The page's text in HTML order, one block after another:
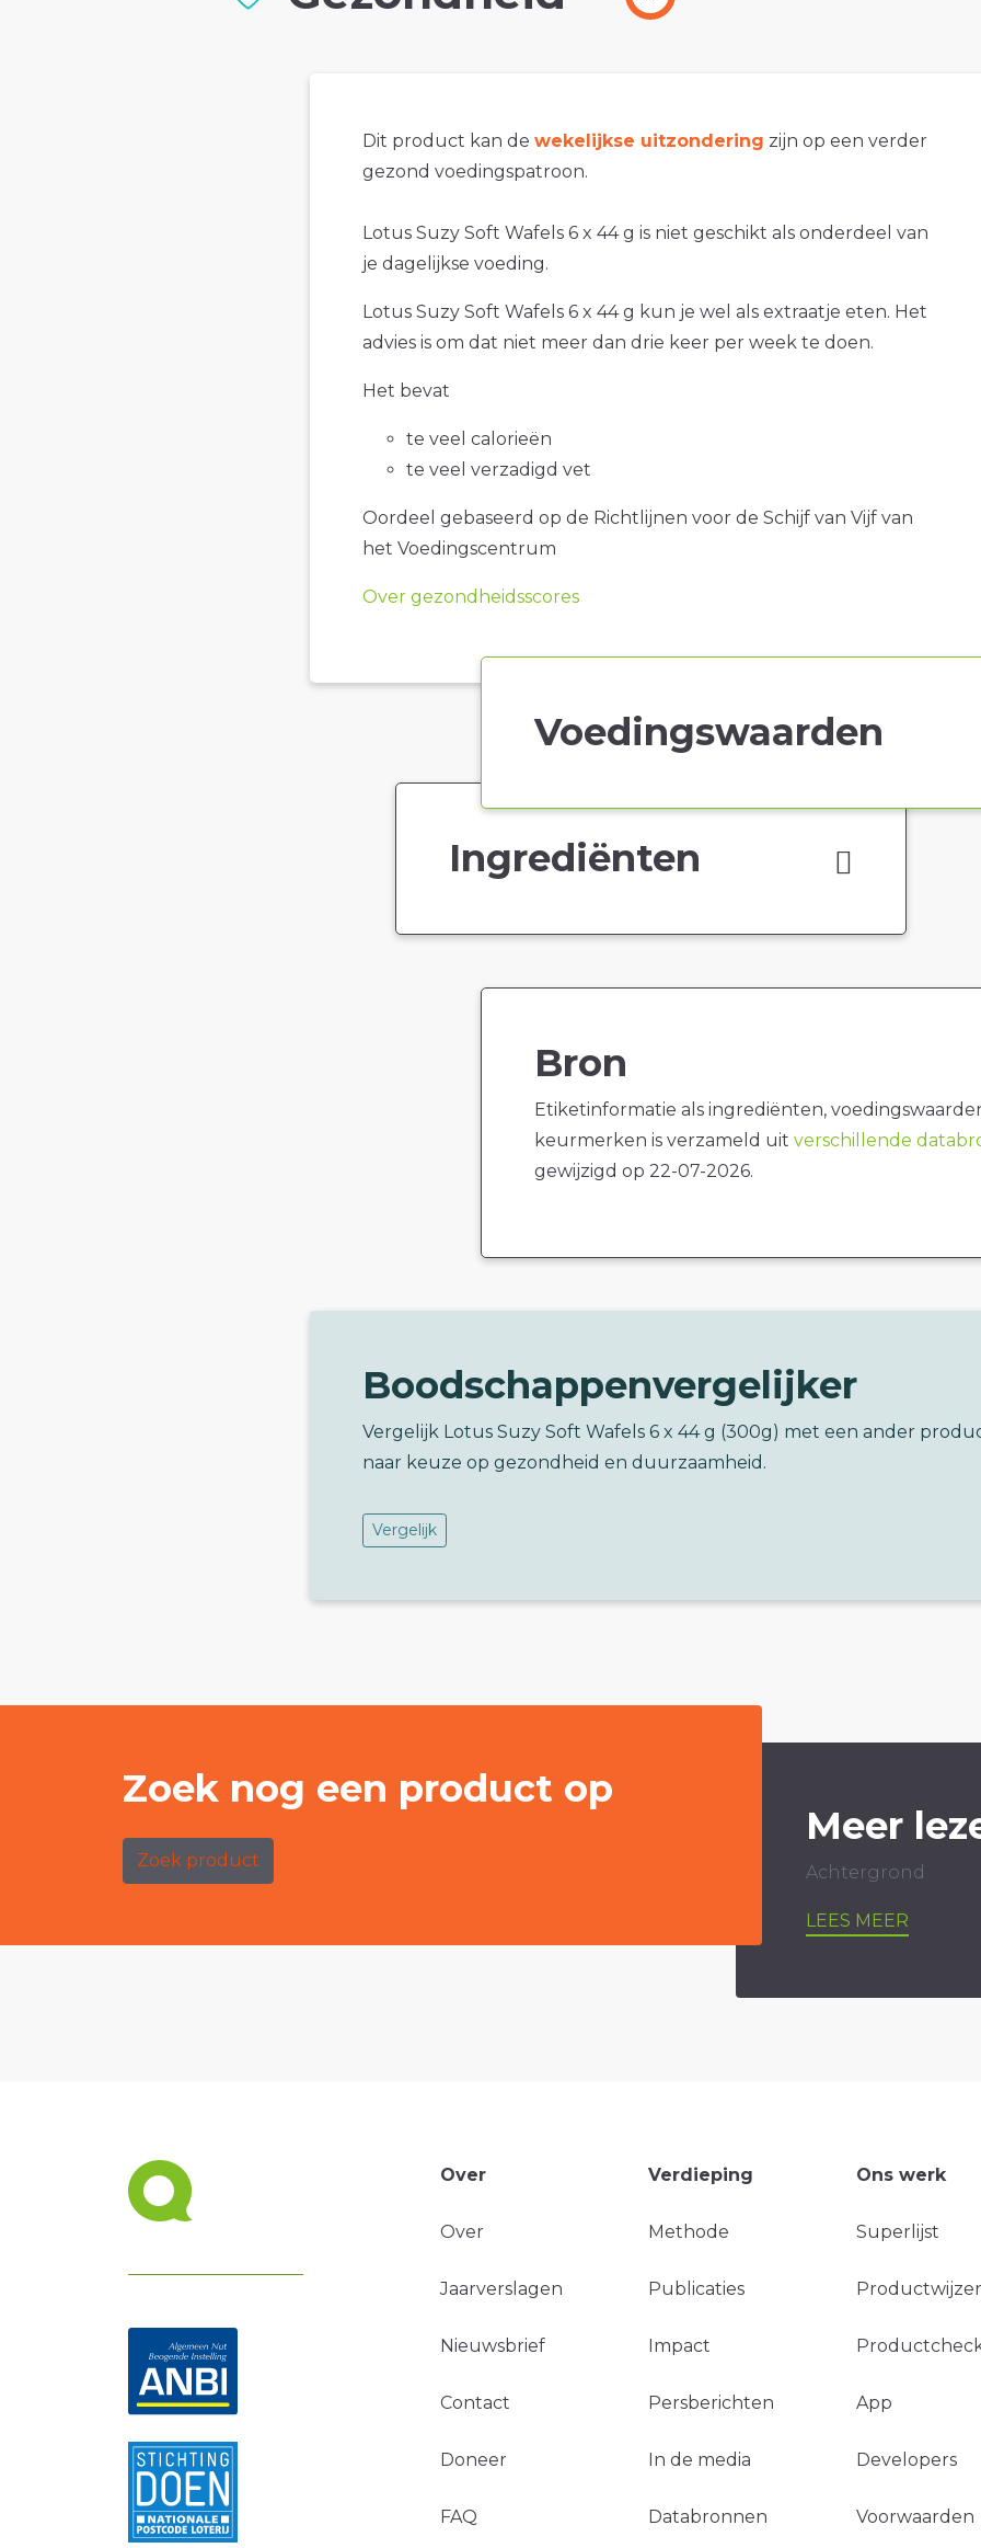
Dit product kan de wekelijkse uitzondering zijn op een verder
gezond voedingspatroon.
Lotus Suzy Soft Wafels 6 x 44 g is niet geschikt als onderdeel van
je dagelijkse voeding.
Lotus Suzy Soft Wafels 6 x 44 g kun je wel als extraatje eten. Het
advies is om dat niet meer dan drie keer per week te doen.
Het bevat
te veel calorieën
te veel verzadigd vet
Oordeel gebaseerd op de Richtlijnen voor de Schijf van Vijf van
het Voedingscentrum
Over gezondheidsscores
Voedingswaarden
Ingrediënten
Bron
Etiketinformatie als ingrediënten,
keurmerken is verzameld uit verschillende
gewijzigd op 22-07-2026.
Boodschappenvergelijker
Vergelijk Lotus Suzy Soft Wafels 6 x 44 g (300g) met een ander
naar keuze op gezondheid en duurzaamheid.
Vergelijk
Zoek nog een product op
Zoek product
Meer
Achtergrond
LEES MEER
Over
Over
Jaarverslagen
Nieuwsbrief
Contact
Doneer
FAQ
Verdieping
Methode
Publicaties
Impact
Persberichten
In de media
Databronnen
Ons werk
Superlijst
App
Developers
Voorwaarden